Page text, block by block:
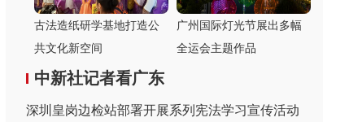
古法造纸研学基地打造公
共文化新空间
广州国际灯光节展出多幅
全运会主题作品
中新社记者看广东
深圳皇岗边检站部署开展系列宪法学习宣传活动